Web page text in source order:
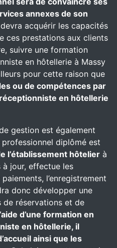
annexes de son
acquérir les capacités
ces prestations aux clients
suivre une formation
en hôtellerie à Massy
pour cette raison que
ou de compétences par
en hôtellerie
gestion est également
diplômé est
l’établissement hôtelier à
à jour, effectue les
l’enregistrement
donc développer une
de réservations et de
d’une formation en
en hôtellerie, il
ainsi que les